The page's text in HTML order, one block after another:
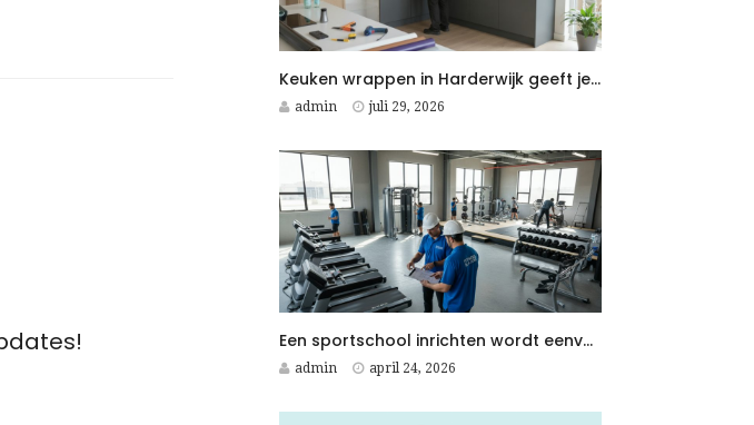
Keuken wrappen in Harderwijk geeft je keuken snel een moderne upgrade
admin juli 29, 2026
Een sportschool inrichten wordt eenvoudiger met een Fitness Aannemer aan je zijde
admin april 24, 2026